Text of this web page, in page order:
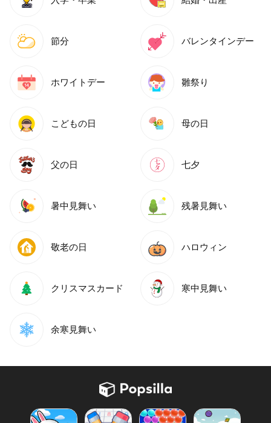
節分 バレンタインデー
ホワイトデー 雛祭り
こどもの日 母の日
父の日 七夕
暑中見舞い 残暑見舞い
敬老の日 ハロウィン
クリスマスカード 寒中見舞い
余寒見舞い